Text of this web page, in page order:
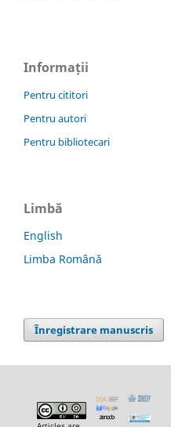
Informații
Pentru cititori
Pentru autori
Pentru bibliotecari
Limbă
English
Limba Română
Înregistrare manuscris